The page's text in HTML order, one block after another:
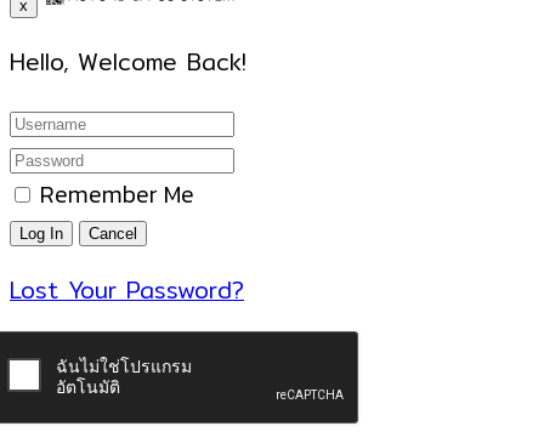
x
Hello, Welcome Back!
Remember Me
Lost Your Password?